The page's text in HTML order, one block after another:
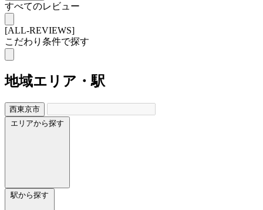
すべてのレビュー
[ALL-REVIEWS]
こだわり条件で探す
地域エリア・駅
西東京市
エリアから探す
駅から探す